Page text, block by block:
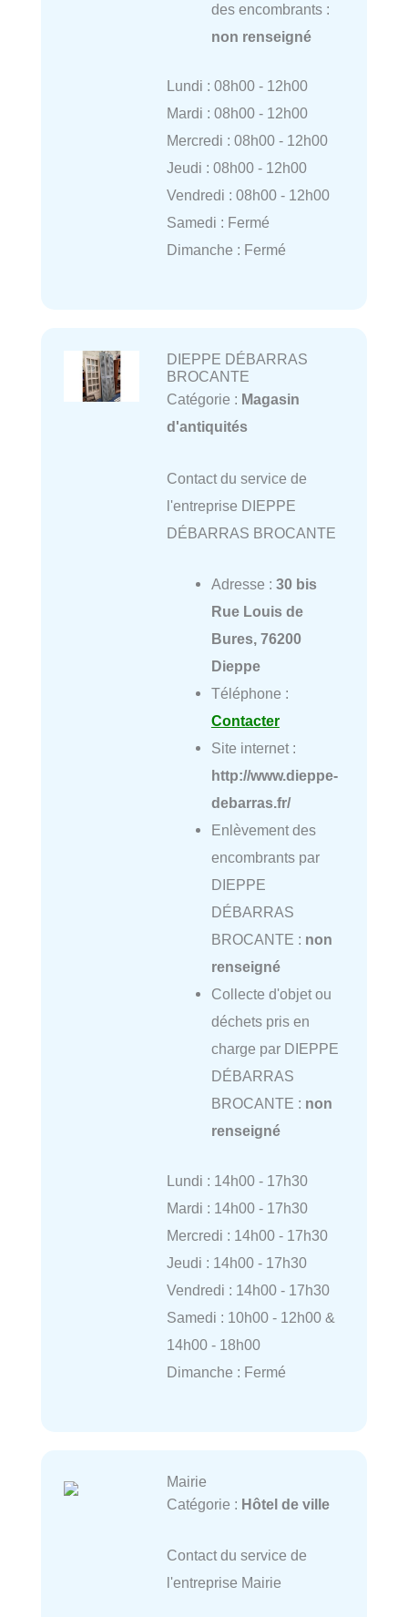
des encombrants :
non renseigné
Lundi : 08h00 - 12h00
Mardi : 08h00 - 12h00
Mercredi : 08h00 - 12h00
Jeudi : 08h00 - 12h00
Vendredi : 08h00 - 12h00
Samedi : Fermé
Dimanche : Fermé
DIEPPE DÉBARRAS
BROCANTE
Catégorie : Magasin
d'antiquités
Contact du service de
l'entreprise DIEPPE
DÉBARRAS BROCANTE
Adresse : 30 bis
Rue Louis de
Bures, 76200
Dieppe
Téléphone :
Contacter
Site internet :
http://www.dieppe-
debarras.fr/
Enlèvement des
encombrants par
DIEPPE
DÉBARRAS
BROCANTE : non
renseigné
Collecte d'objet ou
déchets pris en
charge par DIEPPE
DÉBARRAS
BROCANTE : non
renseigné
Lundi : 14h00 - 17h30
Mardi : 14h00 - 17h30
Mercredi : 14h00 - 17h30
Jeudi : 14h00 - 17h30
Vendredi : 14h00 - 17h30
Samedi : 10h00 - 12h00 &
14h00 - 18h00
Dimanche : Fermé
Mairie
Catégorie : Hôtel de ville
Contact du service de
l'entreprise Mairie